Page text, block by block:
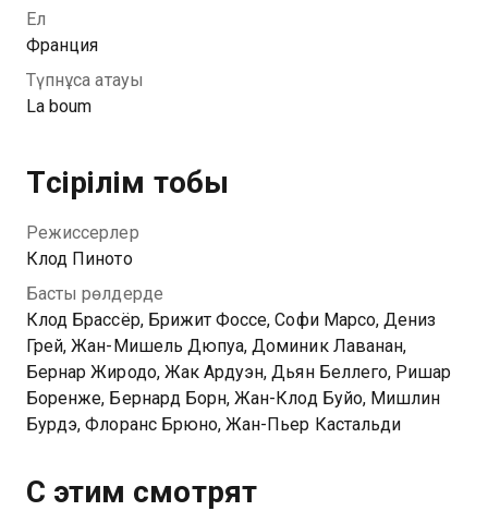
Ел
Франция
Түпнұсқа атауы
La boum
Түсірілім тобы
Режиссерлер
Клод Пиното
Басты рөлдерде
Клод Брассёр, Брижит Фоссе, Софи Марсо, Дениз
Грей, Жан-Мишель Дюпуа, Доминик Лаванан,
Бернар Жиродо, Жак Ардуэн, Дьян Беллего, Ришар
Боренже, Бернард Борн, Жан-Клод Буйо, Мишлин
Бурдэ, Флоранс Брюно, Жан-Пьер Кастальди
С этим смотрят